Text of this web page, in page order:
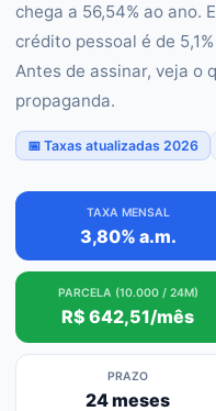
chega a 56,54% ao ano.
crédito pessoal é de
Antes de assinar, veja o
propaganda.
📅 Taxas atualizadas 2026
TAXA MENSAL
3,80% a.m.
PARCELA (10.000 / 24M)
R$ 642,51/mês
PRAZO
24 meses